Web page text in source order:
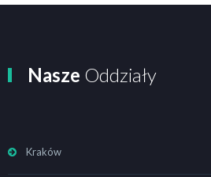
Nasze Oddziały
Kraków